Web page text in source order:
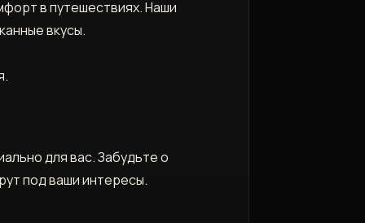
в путешествиях. Наши
вкусы.
для вас. Забудьте о
под ваши интересы.